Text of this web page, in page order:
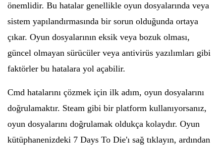
önemlidir. Bu hatalar genellikle oyun dosyalarında veya
sistem yapılandırmasında bir sorun olduğunda ortaya
çıkar. Oyun dosyalarının eksik veya bozuk olması,
güncel olmayan sürücüler veya antivirüs yazılımları gibi
faktörler bu hatalara yol açabilir.
Cmd hatalarını çözmek için ilk adım, oyun dosyalarını
doğrulamaktır. Steam gibi bir platform kullanıyorsanız,
oyun dosyalarını doğrulamak oldukça kolaydır. Oyun
kütüphanenizdeki 7 Days To Die'ı sağ tıklayın, ardından